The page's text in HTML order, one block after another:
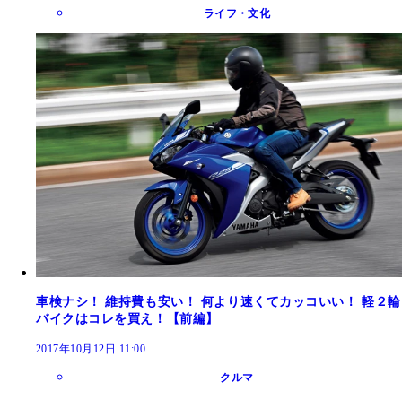
ライフ・文化
車検ナシ！ 維持費も安い！ 何より速くてカッコいい！ 軽２輪
バイクはコレを買え！【前編】
2017年10月12日 11:00
クルマ